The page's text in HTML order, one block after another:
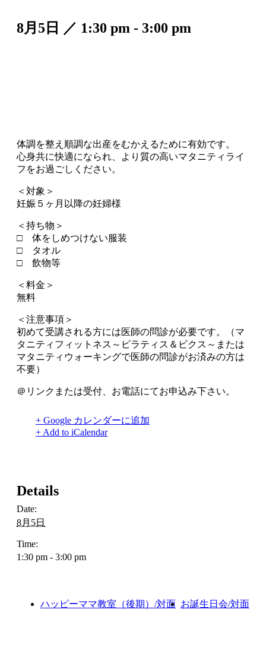
8月5日 ／ 1:30 pm - 3:00 pm
体調を整え順調な出産をむかえるために有効です。
心身共に快適になられ、より質の高いマタニティライ
フをお過ごしください。
＜対象＞
妊娠５ヶ月以降の妊婦様
＜持ち物＞
□ 体をしめつけない服装
□ タオル
□ 飲物等
＜料金＞
無料
＜注意事項＞
初めて受講される方には医師の問診が必要です。（マ
タニティフィットネス～ピラティス＆ビクス～または
マタニティウォーキングで医師の問診がお済みの方は
不要）
＠リンクまたは受付、お電話にてお申込み下さい。
+ Google カレンダーに追加
+ Add to iCalendar
Details
Date:
8月5日
Time:
1:30 pm - 3:00 pm
ハッピーママ教室（後期）/対面 お誕生日会/対面